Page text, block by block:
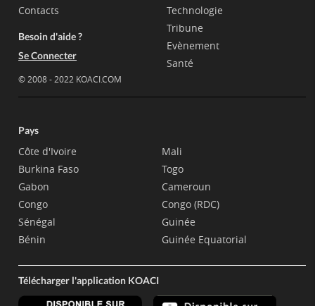
Contacts
Besoin d'aide ?
Se Connecter
© 2008 - 2022 KOACI.COM
Technologie
Tribune
Evènement
Santé
Pays
Côte d'Ivoire
Burkina Faso
Gabon
Congo
Sénégal
Bénin
Mali
Togo
Cameroun
Congo (RDC)
Guinée
Guinée Equatorial
Télécharger l'application KOACI